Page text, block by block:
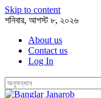
Skip to content
শনিবার, আগস্ট ৮, ২০২৬
About us
Contact us
Log In